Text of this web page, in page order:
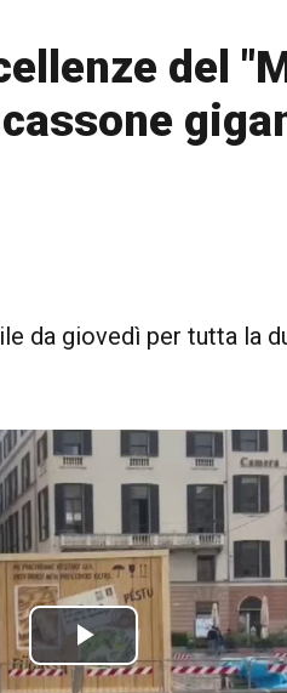
del
da giovedì per tutta la
P